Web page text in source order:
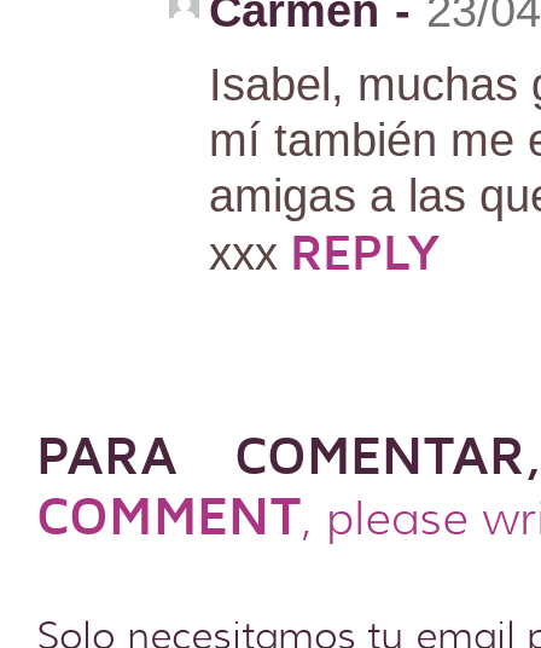
Carmen - 23/
Isabel, muchas
mí también me
amigas a las
xxx REPLY
PARA COMENTAR
COMMENT, please
Solo necesitamos tu